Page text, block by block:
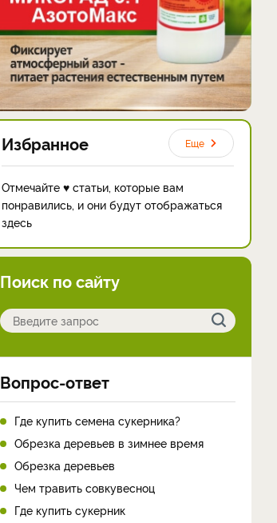
Избранное Еще
Отмечайте ♥ статьи, которые вам
понравились, и они будут отображаться
здесь
Поиск по сайту
Вопрос-ответ
Где купить семена сукерника?
Обрезка деревьев в зимнее время
Обрезка деревьев
Чем травить совкувесноц
Где купить сукерник